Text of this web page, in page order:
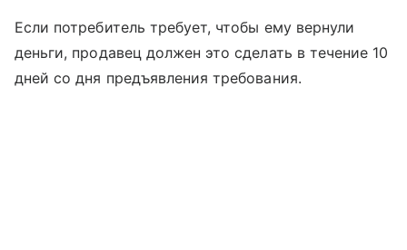
Если потребитель требует, чтобы ему вернули
деньги, продавец должен это сделать в течение 10
дней со дня предъявления требования.